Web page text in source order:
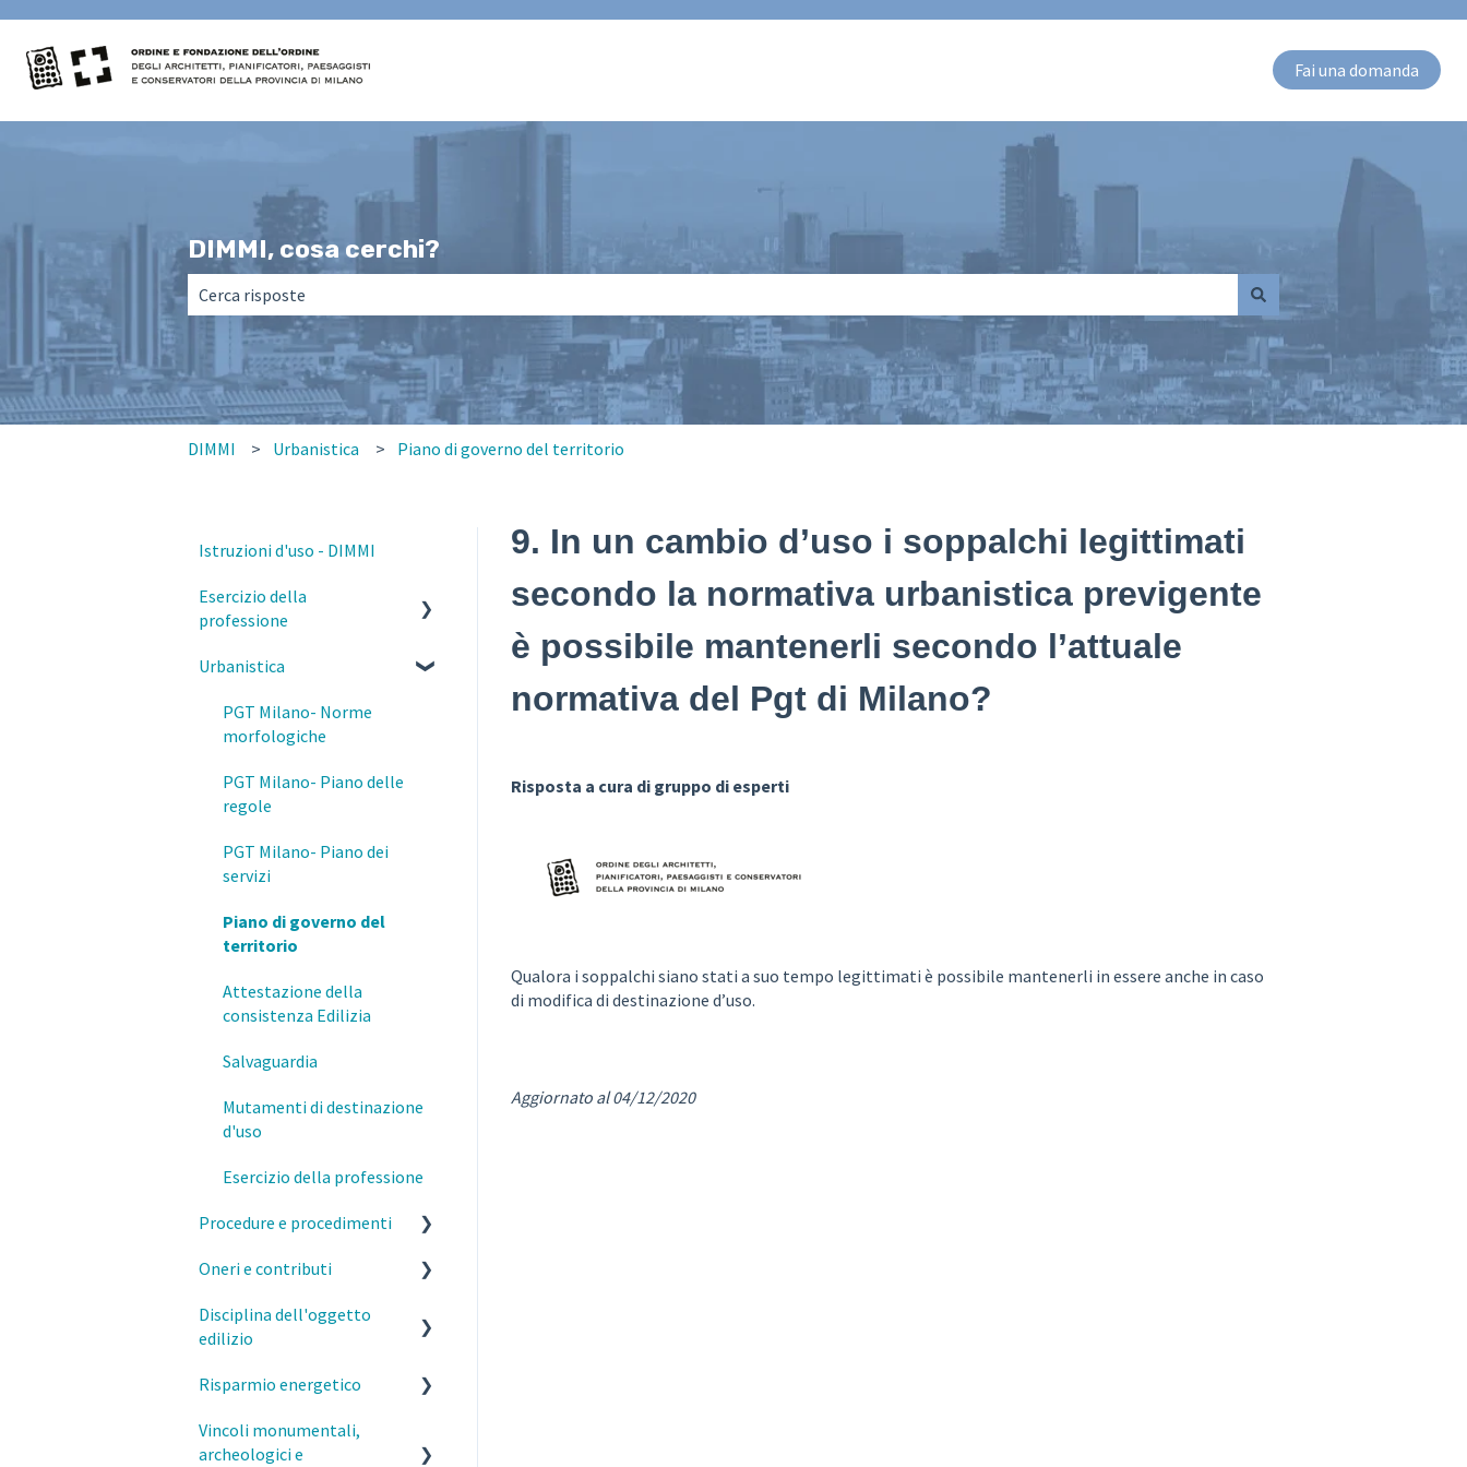
Fai una domanda
DIMMI, cosa cerchi?
Non sono presenti suggerimenti perché il campo di ricerca è vuoto.
DIMMI Urbanistica Piano di governo del territorio
9. In un cambio d’uso i soppalchi legittimati
secondo la normativa urbanistica previgente
è possibile mantenerli secondo l’attuale
normativa del Pgt di Milano?
Risposta a cura di gruppo di esperti
Qualora i soppalchi siano stati a suo tempo legittimati è possibile mantenerli in essere anche in caso
di modifica di destinazione d’uso.
Aggiornato al 04/12/2020
Istruzioni d'uso - DIMMI
Esercizio della
professione
Parcelle, contratti e diritto
Deontologia
Responsabilità del
professionista
Privacy e GDPR
Prevenzione e Sicurezza
Formazione
Urbanistica
PGT Milano- Norme
morfologiche
PGT Milano- Piano delle
regole
PGT Milano- Piano dei
servizi
Piano di governo del
territorio
Attestazione della
consistenza Edilizia
Salvaguardia
Mutamenti di destinazione
d'uso
Esercizio della professione
Procedure e procedimenti
Titoli abilitativi ed edilizi
MI- Pareri Preliminari
Comunicazioni (inizio/fine
Oneri e contributi
MI- Oneri urbanistici
costruzione
MI- Monetizzazione
Disciplina dell'oggetto
edilizio
Caratteristiche costruttive
Distanze
Risparmio energetico
Esercizio della professione
e parcelle
Vincoli monumentali,
archeologici e